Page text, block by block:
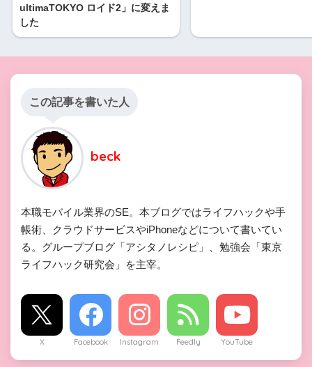
ultimaTOKYO ロイド2」に変えま
した
この記事を書いた人
beck
本職モバイル業界のSE。本ブログではライフハックや手
帳術、クラウドサービスやiPhoneなどについて書いてい
る。グループブログ「アシタノレシピ」、勉強会「東京
ライフハック研究会」を主宰。
X Facebook Instagram Feedly YouTube